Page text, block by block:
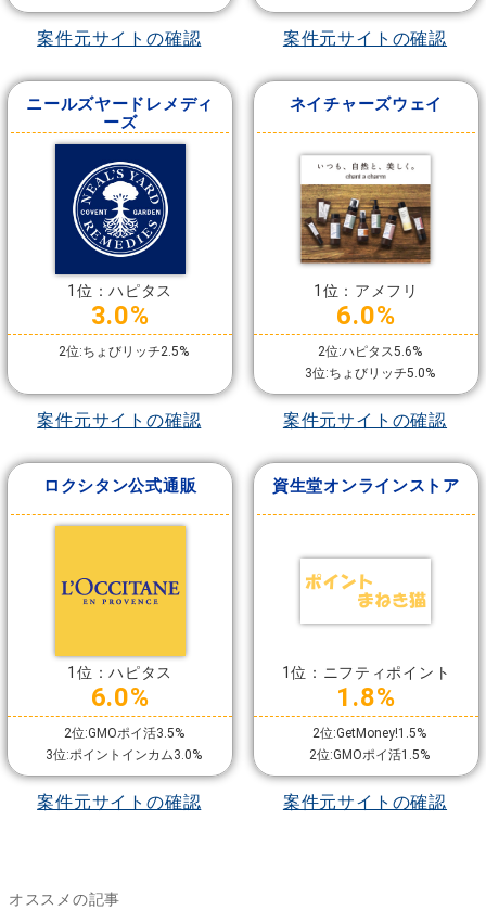
案件元サイトの確認 案件元サイトの確認
ニールズヤードレメディ
ーズ
1位：ハピタス
3.0%
2位:ちょびリッチ2.5%
案件元サイトの確認
ネイチャーズウェイ
1位：アメフリ
6.0%
2位:ハピタス5.6%
3位:ちょびリッチ5.0%
案件元サイトの確認
ロクシタン公式通販
1位：ハピタス
6.0%
2位:GMOポイ活3.5%
3位:ポイントインカム3.0%
案件元サイトの確認
資生堂オンラインストア
1位：ニフティポイント
1.8%
2位:GetMoney!1.5%
2位:GMOポイ活1.5%
案件元サイトの確認
オススメの記事